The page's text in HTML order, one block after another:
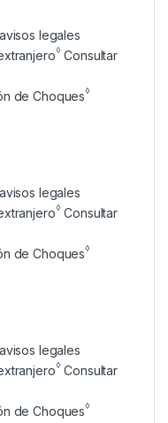
legales
◊Consultar
de Choques◊
legales
◊Consultar
de Choques◊
legales
◊Consultar
de Choques◊